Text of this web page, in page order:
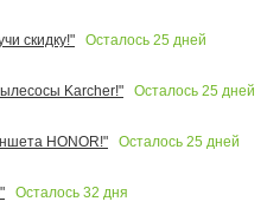
скидку!"
Осталось 25 дней
Karcher!"
Осталось 25 дней
HONOR!"
Осталось 25 дней
Осталось 32 дня